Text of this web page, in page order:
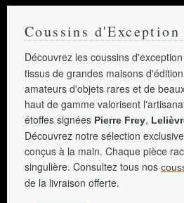
Coussins d'Exception
Découvrez les coussins d'exception
tissus de grandes maisons
amateurs d'objets rares et de
haut de gamme valorisent
étoffes signées Pierre Frey,
Découvrez notre sélection
conçus à la main. Chaque pièce
singulière. Consultez tous nos
de la livraison offerte.